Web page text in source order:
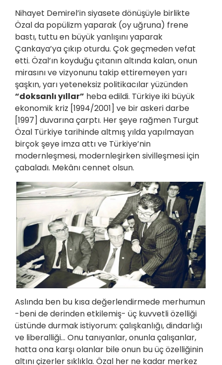
Nihayet Demirel’in siyasete dönüşüyle birlikte
Özal da popülizm yaparak (oy uğruna) frene
bastı, tuttu en büyük yanlışını yaparak
Çankaya’ya çıkıp oturdu. Çok geçmeden vefat
etti. Özal’ın koyduğu çıtanın altında kalan, onun
mirasını ve vizyonunu takip ettiremeyen yarı
şaşkın, yarı yeteneksiz politikacılar yüzünden
“doksanlı yıllar” heba edildi. Türkiye iki büyük
ekonomik kriz [1994/2001] ve bir askeri darbe
[1997] duvarına çarptı. Her şeye rağmen Turgut
Özal Türkiye tarihinde altmış yılda yapılmayan
birçok şeye imza attı ve Türkiye’nin
modernleşmesi, modernleşirken sivilleşmesi için
çabaladı. Mekânı cennet olsun.
Aslında ben bu kısa değerlendirmede merhumun
-beni de derinden etkilemiş- üç kuvvetli özelliği
üstünde durmak istiyorum: çalışkanlığı, dindarlığı
ve liberalliği… Onu tanıyanlar, onunla çalışanlar,
hatta ona karşı olanlar bile onun bu üç özelliğinin
altını çizerler sıklıkla. Özal her ne kadar merkez